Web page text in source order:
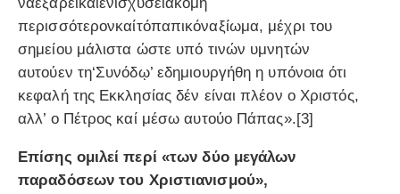
νάεξάρεικαίενισχύσειακόμη
περισσότερονκαίτόπαπικόναξίωμα, μέχρι του
σημείου μάλιστα ώστε υπό τινών υμνητών
αυτούεν τη‘Συνόδῳ’ εδημιουργήθη η υπόνοια ότι
κεφαλή της Εκκλησίας δέν είναι πλέον ο Χριστός,
αλλ’ ο Πέτρος καί μέσω αυτούο Πάπας».[3]
Επίσης ομιλεί περί «των δύο μεγάλων
παραδόσεων του Χριστιανισμού»,